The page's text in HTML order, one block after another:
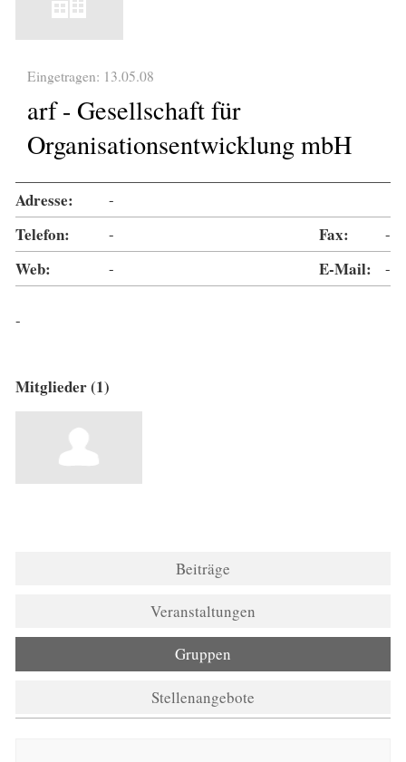
Eingetragen: 13.05.08
arf - Gesellschaft für
Organisationsentwicklung mbH
Adresse: -
Telefon: - Fax: -
Web: - E-Mail: -
-
Mitglieder (1)
Beiträge
Veranstaltungen
Gruppen
Stellenangebote